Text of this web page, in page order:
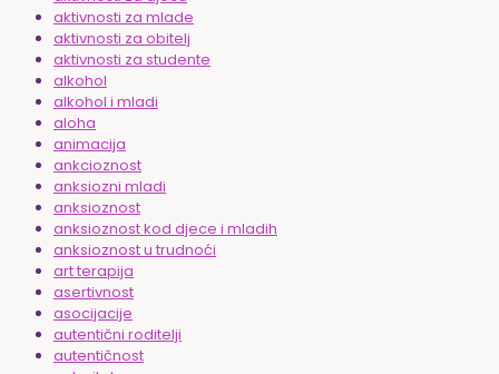
aktivnosti za mlade
aktivnosti za obitelj
aktivnosti za studente
alkohol
alkohol i mladi
aloha
animacija
ankcioznost
anksiozni mladi
anksioznost
anksioznost kod djece i mladih
anksioznost u trudnoći
art terapija
asertivnost
asocijacije
autentični roditelji
autentičnost